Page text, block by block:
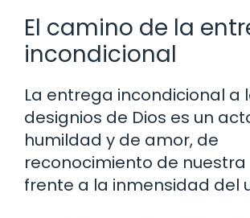
El camino de la
incondicional
La entrega incondicional a
designios de Dios es un
humildad y de amor, de
reconocimiento de nuestra
frente a la inmensidad del